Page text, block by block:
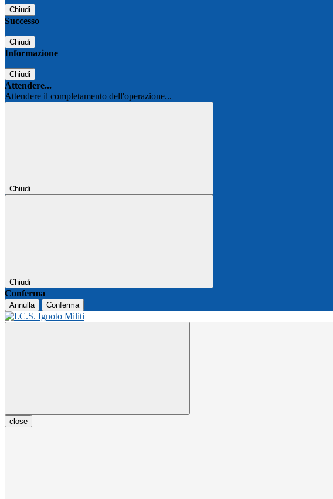
Chiudi
Successo
Chiudi
Informazione
Chiudi
Attendere...
Attendere il completamento dell'operazione...
Chiudi
Chiudi
Conferma
Annulla Conferma
close